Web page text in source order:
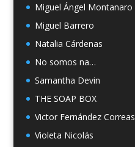
Miguel Ángel Montanaro
Miguel Barrero
Natalia Cárdenas
No somos na…
Samantha Devin
THE SOAP BOX
Victor Fernández Correas
Violeta Nicolás